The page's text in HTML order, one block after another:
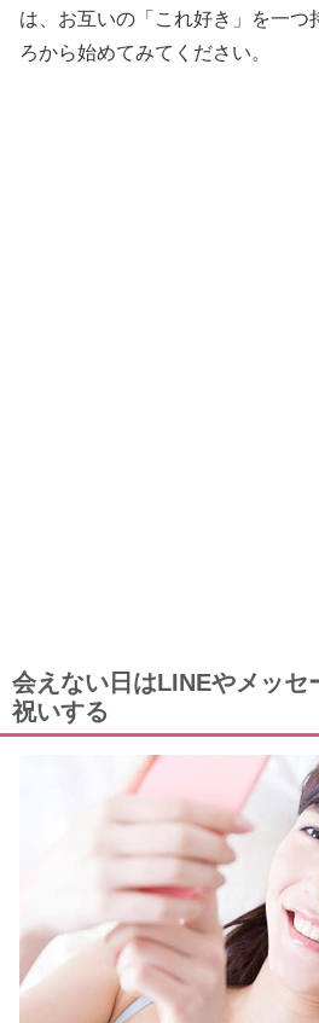
は、お互いの「これ好き」を一つ
ろから始めてみてください。
会えない日はLINEやメッセ
祝いする